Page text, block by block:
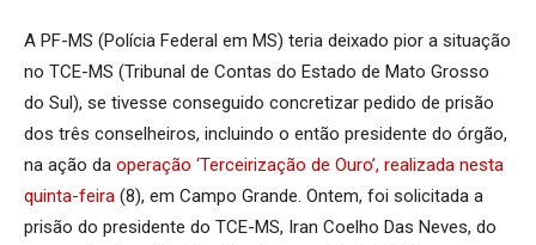
A PF-MS (Polícia Federal em MS) teria deixado pior a situação
no TCE-MS (Tribunal de Contas do Estado de Mato Grosso
do Sul), se tivesse conseguido concretizar pedido de prisão
dos três conselheiros, incluindo o então presidente do órgão,
na ação da operação ‘Terceirização de Ouro’, realizada nesta
quinta-feira (8), em Campo Grande. Ontem, foi solicitada a
prisão do presidente do TCE-MS, Iran Coelho Das Neves, do